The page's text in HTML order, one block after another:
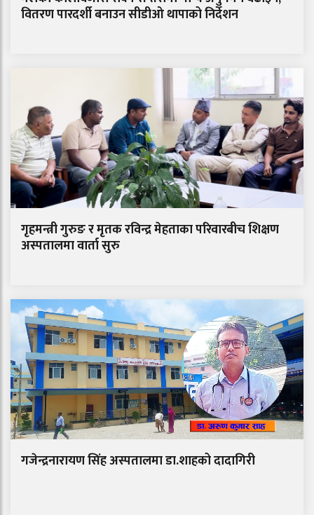
वितरण पारदर्शी बनाउन सीडीओ थापाको निर्देशन
गृहमन्त्री गुरुङ र मृतक रविन्द्र मेहताका परिवारबीच शिक्षण
अस्पतालमा वार्ता सुरु
गजेन्द्रनारायण सिंह अस्पतालमा डा.शाहको दादागिरी